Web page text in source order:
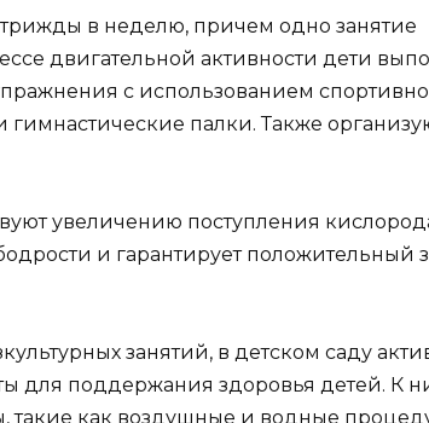
в неделю, причем одно занятие
двигательной активности дети
с использованием
гимнастические палки. Также
увеличению поступления
и гарантирует положительный
занятий, в детском саду
для поддержания здоровья детей. К
такие как воздушные и водные